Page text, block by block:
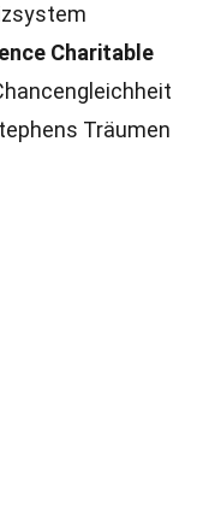
Charitable
Träumen